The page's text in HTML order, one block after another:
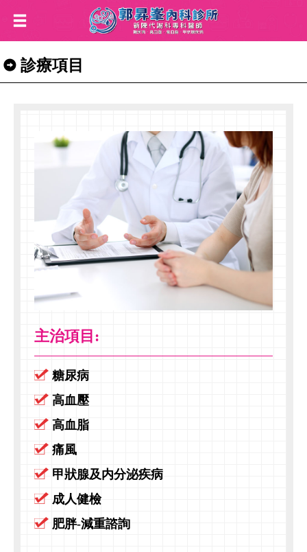
診療項目
主治項目:
糖尿病
高血壓
高血脂
痛風
甲狀腺及内分泌疾病
成人健檢
肥胖-減重諮詢